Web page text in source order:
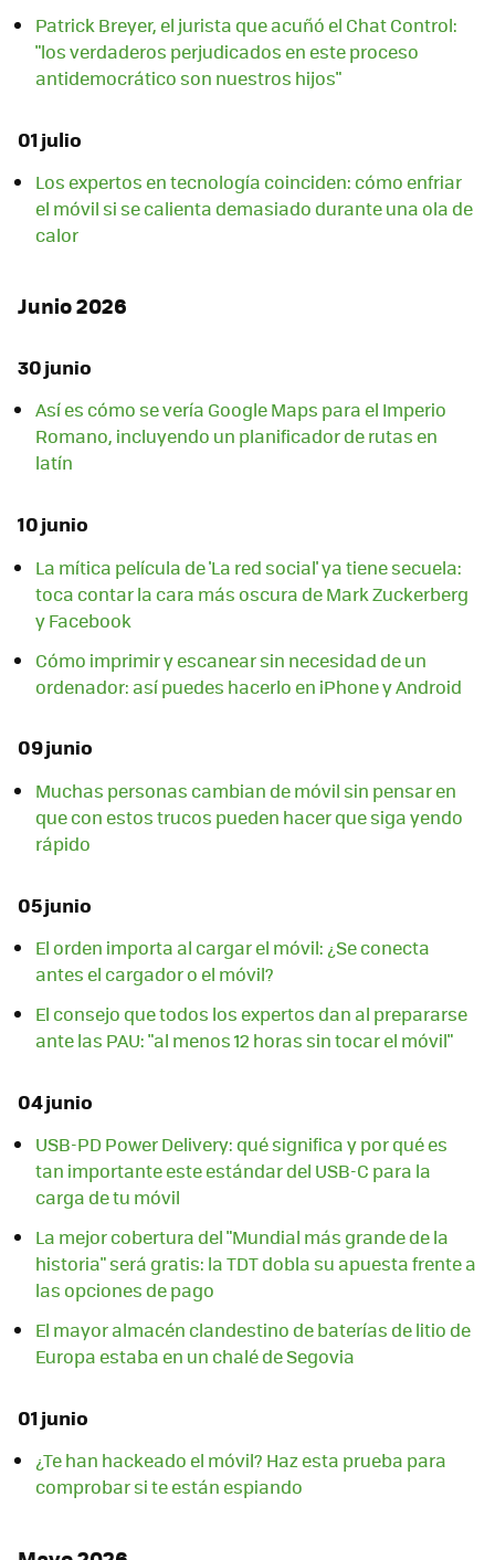
Patrick Breyer, el jurista que acuñó el Chat Control:
"los verdaderos perjudicados en este proceso
antidemocrático son nuestros hijos"
01 julio
Los expertos en tecnología coinciden: cómo enfriar
el móvil si se calienta demasiado durante una ola de
calor
Junio 2026
30 junio
Así es cómo se vería Google Maps para el Imperio
Romano, incluyendo un planificador de rutas en
latín
10 junio
La mítica película de 'La red social' ya tiene secuela:
toca contar la cara más oscura de Mark Zuckerberg
y Facebook
Cómo imprimir y escanear sin necesidad de un
ordenador: así puedes hacerlo en iPhone y Android
09 junio
Muchas personas cambian de móvil sin pensar en
que con estos trucos pueden hacer que siga yendo
rápido
05 junio
El orden importa al cargar el móvil: ¿Se conecta
antes el cargador o el móvil?
El consejo que todos los expertos dan al prepararse
ante las PAU: "al menos 12 horas sin tocar el móvil"
04 junio
USB-PD Power Delivery: qué significa y por qué es
tan importante este estándar del USB-C para la
carga de tu móvil
La mejor cobertura del "Mundial más grande de la
historia" será gratis: la TDT dobla su apuesta frente a
las opciones de pago
El mayor almacén clandestino de baterías de litio de
Europa estaba en un chalé de Segovia
01 junio
¿Te han hackeado el móvil? Haz esta prueba para
comprobar si te están espiando